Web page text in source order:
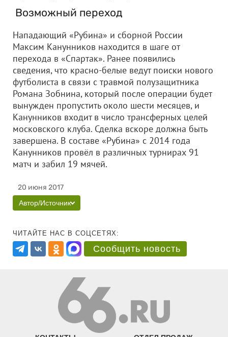
Возможный переход
Нападающий «Рубина» и сборной России
Максим Канунников находится в шаге от
перехода в «Спартак». Ранее появились
сведения, что красно-белые ведут поиски нового
футболиста в связи с травмой полузащитника
Романа Зобнина, который после операции будет
вынужден пропустить около шести месяцев, и
Канунников входит в число трансферных целей
московского клуба. Сделка вскоре должна быть
завершена. В составе «Рубина» с 2014 года
Канунников провёл в различных турнирах 91
матч и забил 19 мячей.
20 июня 2017
Автор/Источник
ЧИТАЙТЕ НАС В СОЦСЕТЯХ:
Сообщить новость